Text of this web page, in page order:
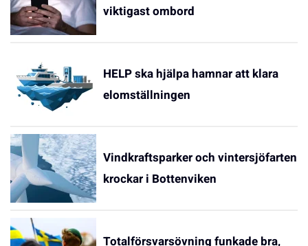
viktigast ombord
HELP ska hjälpa hamnar att klara
elomställningen
Vindkraftsparker och vintersjöfarten
krockar i Bottenviken
Totalförsvarsövning funkade bra,